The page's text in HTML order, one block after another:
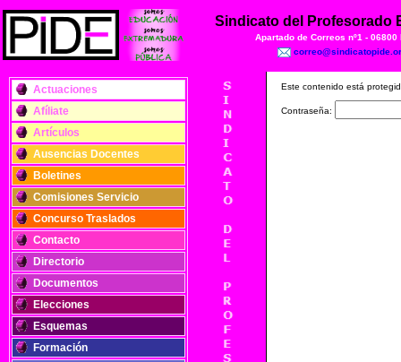
Sindicato del Profesorado
Apartado de Correos nº1 - 06800
Actuaciones
Afíliate
Artículos
Ausencias Docentes
Boletines
Comisiones Servicio
Concurso Traslados
Contacto
Directorio
Documentos
Elecciones
Esquemas
Formación
Este contenido está
Contraseña: